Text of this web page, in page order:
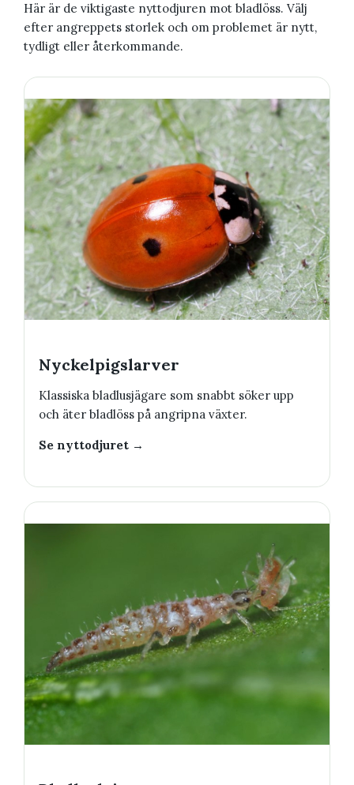
Här är de viktigaste nyttodjuren mot bladlöss. Välj
efter angreppets storlek och om problemet är nytt,
tydligt eller återkommande.
Nyckelpigslarver
Klassiska bladlusjägare som snabbt söker upp
och äter bladlöss på angripna växter.
Se nyttodjuret →